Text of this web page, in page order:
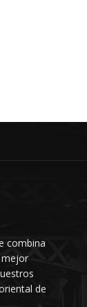
combina
mejor
de